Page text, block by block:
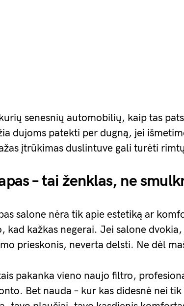
senesnių automobilių, kaip tas
dujoms patekti per dugną, jei
įtrūkimas duslintuve gali turėti
– tai ženklas, ne
salone nėra tik apie estetiką ar
kad kažkas negerai. Jei salone
prieskonis, neverta delsti. Ne dėl
pakanka vieno naujo filtro,
Bet nauda – kur kas didesnė nei tik